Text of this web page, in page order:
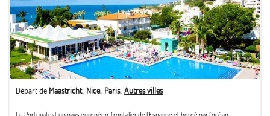
Départ de Maastricht Nice Paris Autres villes